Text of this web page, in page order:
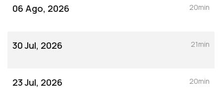
06 Ago, 2026 20min
30 Jul, 2026 21min
23 Jul, 2026 20min